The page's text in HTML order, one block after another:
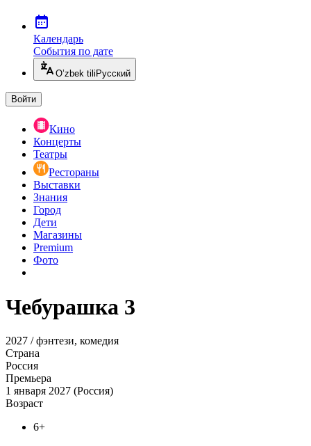
Календарь
События по дате
O’zbek tili Русский
Войти
Кино
Концерты
Театры
Рестораны
Выставки
Знания
Город
Дети
Магазины
Premium
Фото
Чебурашка 3
2027 / фэнтези, комедия
Страна
Россия
Премьера
1 января 2027 (Россия)
Возраст
6+